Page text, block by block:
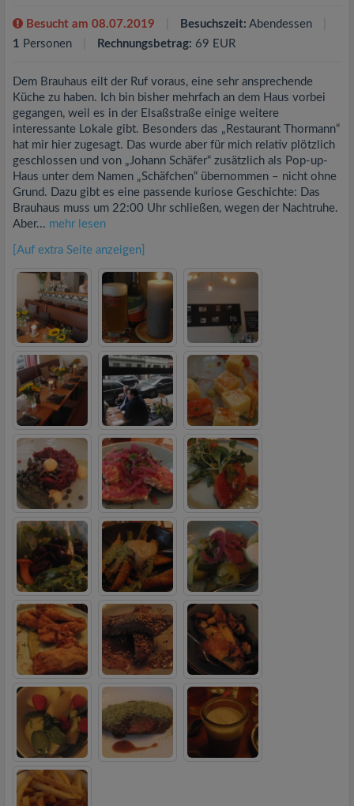
Besucht am 08.07.2019 Besuchszeit: Abendessen
1 Personen Rechnungsbetrag: 69 EUR
Dem Brauhaus eilt der Ruf voraus, eine sehr ansprechende
Küche zu haben. Ich bin bisher mehrfach an dem Haus vorbei
gegangen, weil es in der Elsaßstraße einige weitere
interessante Lokale gibt. Besonders das „Restaurant Thormann“
hat mir hier zugesagt. Das wurde aber für mich relativ plötzlich
geschlossen und von „Johann Schäfer“ zusätzlich als Pop-up-
Haus unter dem Namen „Schäfchen“ übernommen – nicht ohne
Grund. Dazu gibt es eine passende kuriose Geschichte: Das
Brauhaus muss um 22:00 Uhr schließen, wegen der Nachtruhe.
Aber... mehr lesen
[Auf extra Seite anzeigen]